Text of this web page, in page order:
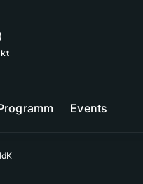
Events